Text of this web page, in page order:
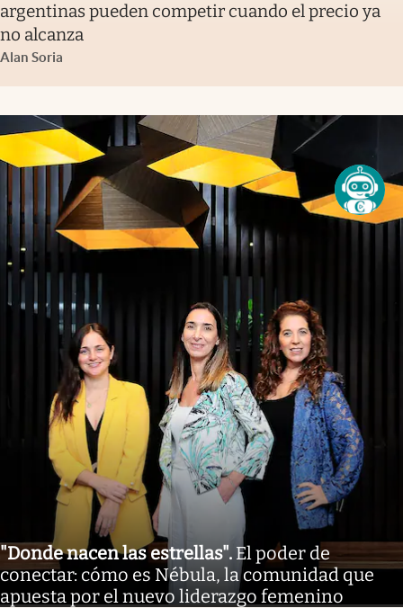
argentinas pueden competir cuando el precio ya
no alcanza
Alan Soria
"Donde nacen las estrellas". El poder de
conectar: cómo es Nébula, la comunidad que
apuesta por el nuevo liderazgo femenino